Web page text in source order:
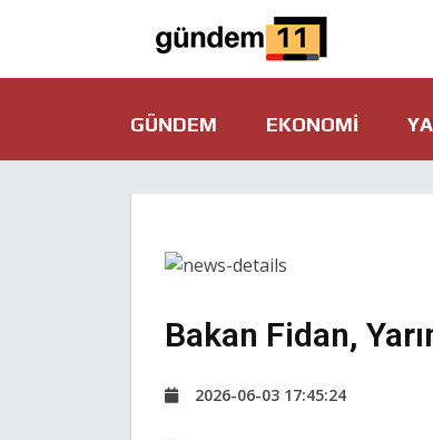
GÜNDEM EKONOMI
Bakan Fidan,
2026-06-03 17:45:24